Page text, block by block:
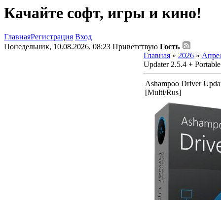
Качайте софт, игры и кино!
ГлавнаяРегистрация Вход
Понедельник, 10.08.2026, 08:23 Приветствую Гость
Главная» 2026 »
Updater 2.5.4 +
Ashampoo Driver
[Multi/Rus]